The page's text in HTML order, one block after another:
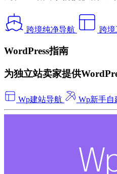
跨境纯净导航 跨
WordPress指南
为独立站卖家提供
Wp建站导航 Wp新手自